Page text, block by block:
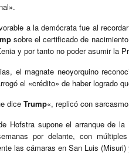
a la demócrata fue al
sobre el certificado de
y por tanto no poder asumir la
el magnate neoyorquino
el «crédito» de haber logrado
dice Trump«, replicó con sarcasmo
Hofstra supone el arranque de
por delante, con
las cámaras en San Luis